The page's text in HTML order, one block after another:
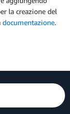
la creazione del
documentazione.